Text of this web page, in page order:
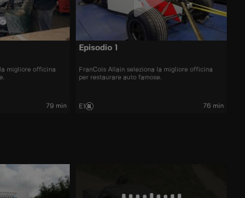
migliore officina
79 min
Episodio 1
FranCois Allain seleziona la migliore officina
per restaurare auto famose.
E1 76 min